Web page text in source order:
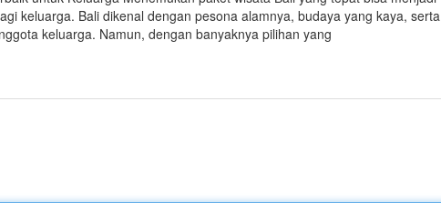
keluarga. Bali dikenal dengan pesona alamnya, budaya yang kaya, serta
keluarga. Namun, dengan banyaknya pilihan yang